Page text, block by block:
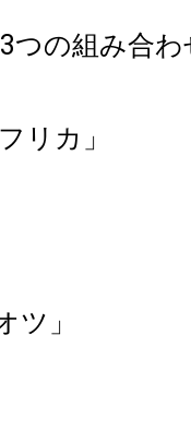
つの組み合
リカ」
」